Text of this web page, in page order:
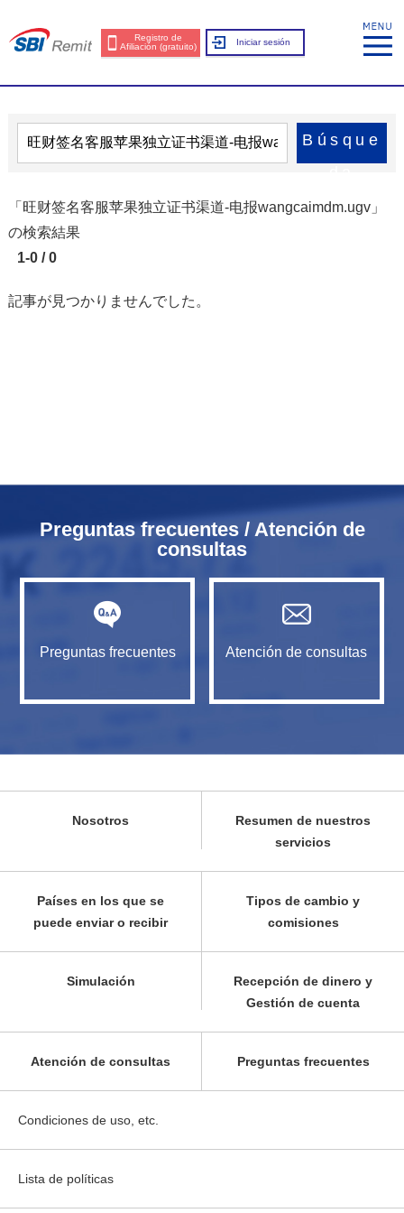
Registro de
Afiliación (gratuito)
Iniciar sesión
Búsque
「旺财签名客服苹果独立证书渠道-电报wangcaimdm.ugv」
の検索結果
1-0 / 0
記事が見つかりませんでした。
Preguntas frecuentes / Atención de
consultas
Preguntas frecuentes Atención de consultas
Nosotros
Resumen de nuestros
servicios
Países en los que se
puede enviar o recibir
Tipos de cambio y
comisiones
Simulación
Recepción de dinero y
Gestión de cuenta
Atención de consultas Preguntas frecuentes
Condiciones de uso, etc.
Lista de políticas